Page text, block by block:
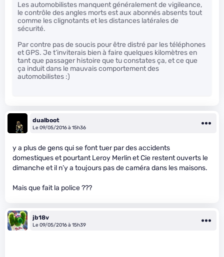
Les automobilistes manquent généralement de vigileance,
le contrôle des angles morts est aux abonnés absents tout
comme les clignotants et les distances latérales de
sécurité.
Par contre pas de soucis pour être distré par les téléphones
et GPS. Je t’inviterais bien à faire quelques kilomètres en
tant que passager histoire que tu constates ça, et ce que
ça induit dans le mauvais comportement des
automobilistes :)
dualboot
Le 09/05/2016 à 15h36
y a plus de gens qui se font tuer par des accidents
domestiques et pourtant Leroy Merlin et Cie restent ouverts le
dimanche et il n’y a toujours pas de caméra dans les maisons.
Mais que fait la police ???
jb18v
Le 09/05/2016 à 15h39